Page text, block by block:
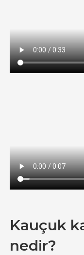
Kauçuk
nedir?